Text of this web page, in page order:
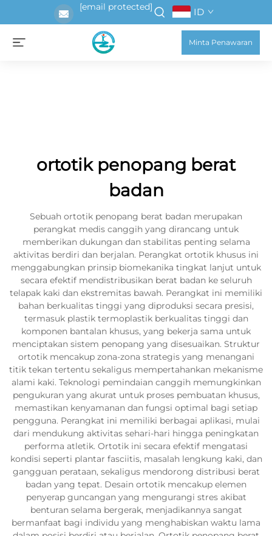
[email protected] ID
Minta Penawaran
ortotik penopang berat
badan
Sebuah ortotik penopang berat badan merupakan
perangkat medis canggih yang dirancang untuk
memberikan dukungan dan stabilitas penting selama
aktivitas berdiri dan berjalan. Perangkat ortotik khusus ini
menggabungkan prinsip biomekanika tingkat lanjut untuk
secara efektif mendistribusikan berat badan ke seluruh
telapak kaki dan ekstremitas bawah. Perangkat ini memiliki
bahan berkualitas tinggi yang diproduksi secara presisi,
termasuk plastik termoplastik berkualitas tinggi dan
komponen bantalan khusus, yang bekerja sama untuk
menciptakan sistem penopang yang disesuaikan. Struktur
ortotik mencakup zona-zona strategis yang menangani
titik tekan tertentu sekaligus mempertahankan mekanisme
alami kaki. Teknologi pemindaian canggih memungkinkan
pengukuran yang akurat untuk proses pembuatan khusus,
memastikan kenyamanan dan fungsi optimal bagi setiap
pengguna. Perangkat ini memiliki berbagai aplikasi, mulai
dari mendukung aktivitas sehari-hari hingga peningkatan
performa atletik. Ortotik ini secara efektif mengatasi
kondisi seperti plantar fasciitis, masalah lengkung kaki, dan
gangguan perataan, sekaligus mendorong distribusi berat
badan yang tepat. Desain ortotik mencakup elemen
penyerap guncangan yang mengurangi stres akibat
benturan selama bergerak, menjadikannya sangat
bermanfaat bagi individu yang menghabiskan waktu lama